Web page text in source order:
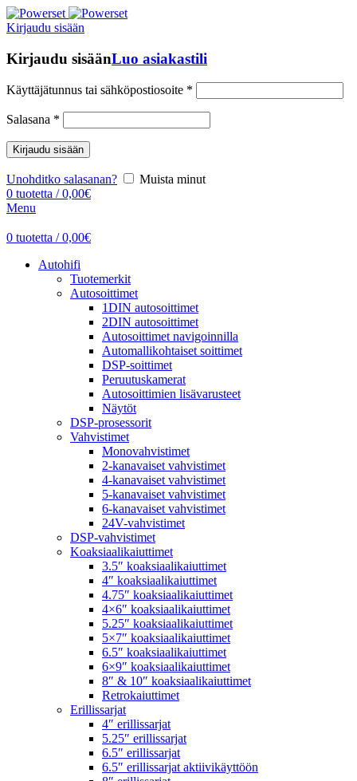
Kirjaudu sisään
Kirjaudu sisäänLuo asiakastili
Käyttäjätunnus tai sähköpostiosoite *
Salasana *
Kirjaudu sisään
Unohditko salasanan?
Muista minut
0 tuotetta / 0,00€
Menu
0 tuotetta / 0,00€
Autohifi
Tuotemerkit
Autosoittimet
1DIN autosoittimet
2DIN autosoittimet
Autosoittimet navigoinnilla
Automallikohtaiset soittimet
DSP-soittimet
Peruutuskamerat
Autosoittimien lisävarusteet
Näytöt
DSP-prosessorit
Vahvistimet
Monovahvistimet
2-kanavaiset vahvistimet
4-kanavaiset vahvistimet
5-kanavaiset vahvistimet
6-kanavaiset vahvistimet
24V-vahvistimet
DSP-vahvistimet
Koaksiaalikaiuttimet
3.5″ koaksiaalikaiuttimet
4″ koaksiaalikaiuttimet
4.75″ koaksiaalikaiuttimet
4×6″ koaksiaalikaiuttimet
5.25″ koaksiaalikaiuttimet
5×7″ koaksiaalikaiuttimet
6.5″ koaksiaalikaiuttimet
6×9″ koaksiaalikaiuttimet
8″ & 10″ koaksiaalikaiuttimet
Retrokaiuttimet
Erillissarjat
4″ erillissarjat
5.25″ erillissarjat
6.5″ erillissarjat
6.5″ erillissarjat aktiivikäyttöön